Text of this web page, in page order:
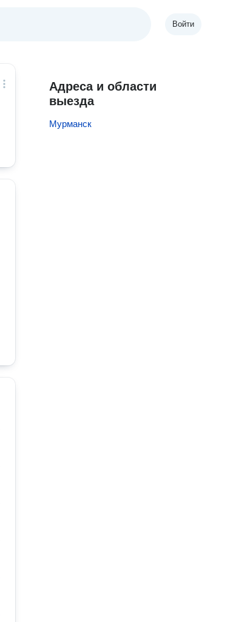
Войти
Адреса и области
выезда
Мурманск